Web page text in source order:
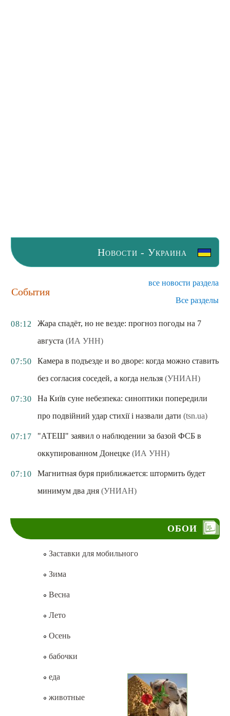
Новости - Украина
События
все новости раздела
Все разделы
08:12
Жара спадёт, но не везде: прогноз погоды на 7
августа (ИА УНН)
07:50
Камера в подъезде и во дворе: когда можно ставить
без согласия соседей, а когда нельзя (УНИАН)
07:30
На Київ суне небезпека: синоптики попередили
про подвійний удар стихії і назвали дати (tsn.ua)
07:17
"АТЕШ" заявил о наблюдении за базой ФСБ в
оккупированном Донецке (ИА УНН)
07:10
Магнитная буря приближается: штормить будет
минимум два дня (УНИАН)
ОБОИ
Заставки для мобильного
Зима
Весна
Лето
Осень
бабочки
еда
животные